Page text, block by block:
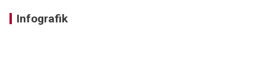
Infografik